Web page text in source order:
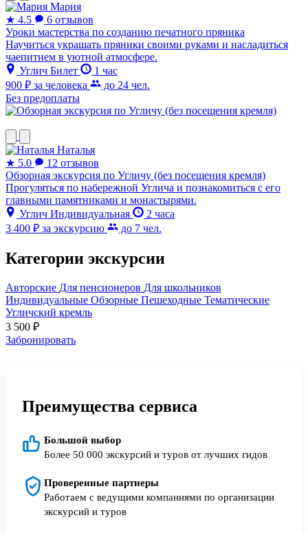
Мария
★ 4.5
6 отзывов
Уроки мастерства по созданию печатного пряника
Научиться украшать пряники своими руками и насладиться
чаепитием в уютной атмосфере.
Углич Билет
1 час
900 ₽ за человека
до 24 чел.
Без предоплаты
Наталья
★ 5.0
12 отзывов
Обзорная экскурсия по Угличу (без посещения кремля)
Прогуляться по набережной Углича и познакомиться с его
главными памятниками и монастырями.
Углич Индивидуальная
2 часа
3 400 ₽ за экскурсию до 7 чел.
Категории экскурсии
Авторские Для пенсионеров Для школьников
Индивидуальные Обзорные Пешеходные Тематические
Угличский кремль
3 500 ₽
Забронировать
Преимущества сервиса
Большой выбор
Более 50 000 экскурсий и туров от лучших гидов
Проверенные партнеры
Работаем с ведущими компаниями по организации
экскурсий и туров